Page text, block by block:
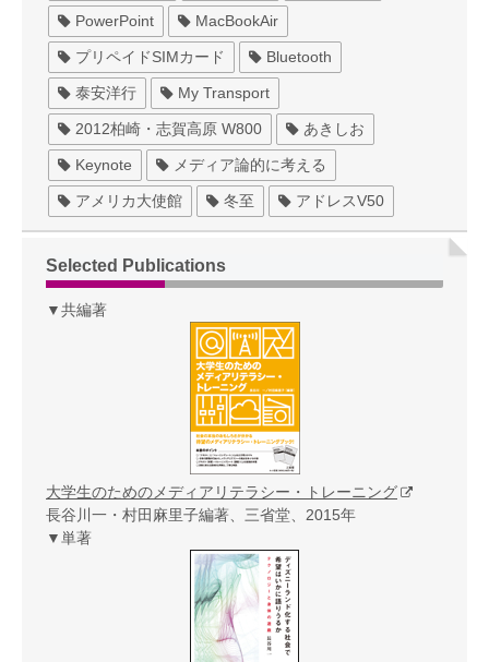
PowerPoint MacBookAir
プリペイドSIMカード Bluetooth
泰安洋行 My Transport
2012柏崎・志賀高原 W800 あきしお
Keynote メディア論的に考える
アメリカ大使館 冬至 アドレスV50
Selected Publications
▼共編著
大学生のためのメディアリテラシー・トレーニング
長谷川一・村田麻里子編著、三省堂、2015年
▼単著